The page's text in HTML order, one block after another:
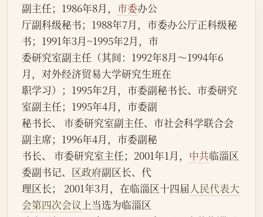
副主任；1986年8月， 市委办公
厅副科级秘书；1988年7月，市委办公厅正科级秘
书；1991年3月~1995年2月，市
委研究室副主任（其间：1992年8月～1994年6
月，对外经济贸易大学研究生班在
职学习）；1995年2月，市委副秘书长、市委研究
室副主任；1995年4月，市委副
秘书长、 市委研究室副主任、市社会科学联合会
副主席；1996年4月，市委副秘
书长、 市委研究室主任；2001年1月， 中共临淄区
委副书记、 区政府副区长、代
理区长； 2001年3月，在临淄区十四届人民代表大
会第四次会议 上当选为临淄区